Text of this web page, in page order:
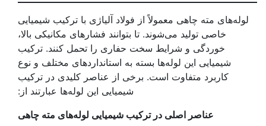
لوله‌های مته چاهی معمولاً از فولاد آلیاژی با ترکیب شیمیایی
خاصی تولید می‌شوند. تا بتوانند فشارهای مکانیکی بالا،
خوردگی و شرایط سخت حفاری را تحمل کنند. ترکیب
شیمیایی این لوله‌ها بسته به استانداردهای مختلف و نوع
کاربرد متفاوت است. برخی از عناصر کلیدی در ترکیب
شیمیایی این لوله‌ها عبارتند از:
عناصر اصلی در ترکیب شیمیایی لوله‌های مته چاهی